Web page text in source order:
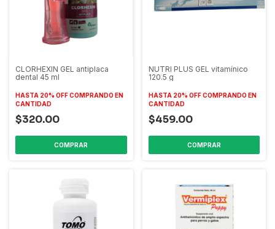
CLORHEXIN GEL antiplaca
dental 45 ml
HASTA 20% OFFCOMPRANDO EN
CANTIDAD
$320.00
NUTRI PLUS GEL vitamínico
120.5 g
HASTA 20% OFF COMPRANDO EN
CANTIDAD
$459.00